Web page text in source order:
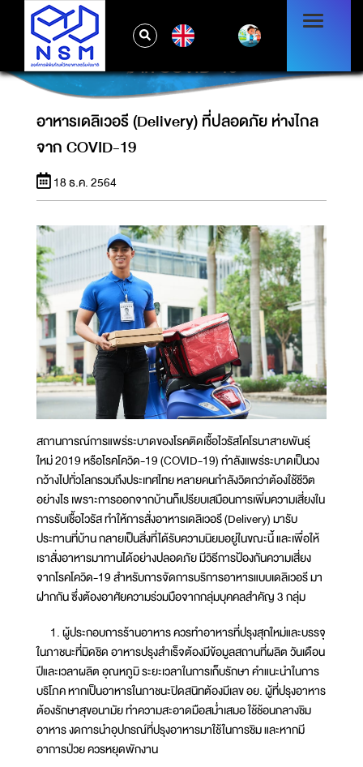
อาหารเดลิเวอรี (DELIVERY) ที่ปลอดภัย ห่างไกล
จาก COVID-19
อาหารเดลิเวอรี (Delivery) ที่ปลอดภัย ห่างไกล
จาก COVID-19
18 ธ.ค. 2564
สถานการณ์การแพร่ระบาดของโรคติดเชื้อไวรัสโคโรนาสายพันธุ์
ใหม่ 2019 หรือโรคโควิด-19 (COVID-19) กำลังแพร่ระบาดเป็นวง
กว้างไปทั่วโลกรวมถึงประเทศไทย หลายคนกำลังวิตกว่าต้องใช้ชีวิต
อย่างไร เพราะการออกจากบ้านก็เปรียบเสมือนการเพิ่มความเสี่ยงใน
การรับเชื้อไวรัส ทำให้การสั่งอาหารเดลิเวอรี (Delivery) มารับ
ประทานที่บ้าน กลายเป็นสิ่งที่ได้รับความนิยมอยู่ในขณะนี้ และเพื่อให้
เราสั่งอาหารมาทานได้อย่างปลอดภัย มีวิธีการป้องกันความเสี่ยง
จากโรคโควิด-19 สำหรับการจัดการบริการอาหารแบบเดลิเวอรี มา
ฝากกัน ซึ่งต้องอาศัยความร่วมมือจากกลุ่มบุคคลสำคัญ 3 กลุ่ม
1. ผู้ประกอบการร้านอาหาร ควรทำอาหารที่ปรุงสุกใหม่และบรรจุ
ในภาชนะที่มิดชิด อาหารปรุงสำเร็จต้องมีข้อมูลสถานที่ผลิต วันเดือน
ปีและเวลาผลิต อุณหภูมิ ระยะเวลาในการเก็บรักษา คำแนะนำในการ
บริโภค หากเป็นอาหารในภาชนะปิดสนิทต้องมีเลข อย. ผู้ที่ปรุงอาหาร
ต้องรักษาสุขอนามัย ทำความสะอาดมือสม่ำเสมอ ใช้ช้อนกลางชิม
อาหาร งดการนำอุปกรณ์ที่ปรุงอาหารมาใช้ในการชิม และหากมี
อาการป่วย ควรหยุดพักงาน